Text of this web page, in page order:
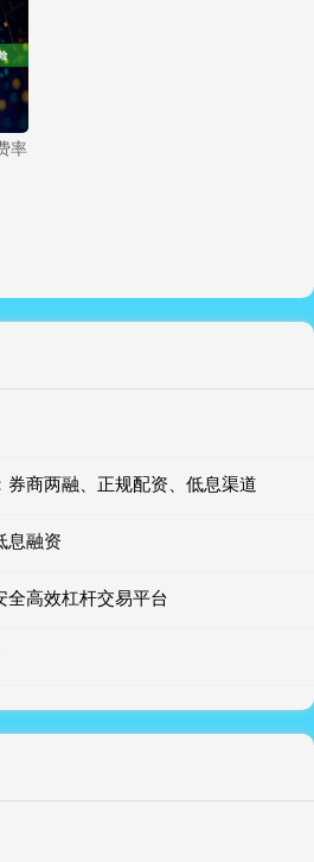
率
商两融、正规配资、低息渠道
息融资
高效杠杆交易平台